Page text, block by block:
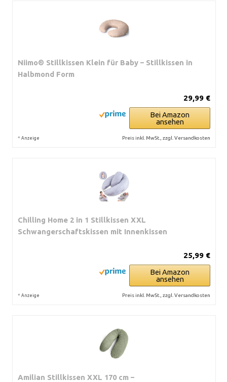
Niimo® Stillkissen Klein für Baby – Stillkissen in
Halbmond Form
29,99 €
Bei Amazon
ansehen
* Anzeige Preis inkl. MwSt., zzgl. Versandkosten
Chilling Home 2 in 1 Stillkissen XXL
Schwangerschaftskissen mit Innenkissen
25,99 €
Bei Amazon
ansehen
* Anzeige Preis inkl. MwSt., zzgl. Versandkosten
Amilian Stillkissen XXL 170 cm –